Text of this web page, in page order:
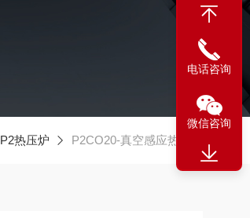
P2热压炉 P2CO20-真空感应热压炉
电话咨询
微信咨询